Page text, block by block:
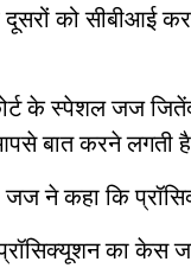
दूसरों को सीबीआई
के स्पेशल जज
बात करने लगती
ने कहा कि
का केस